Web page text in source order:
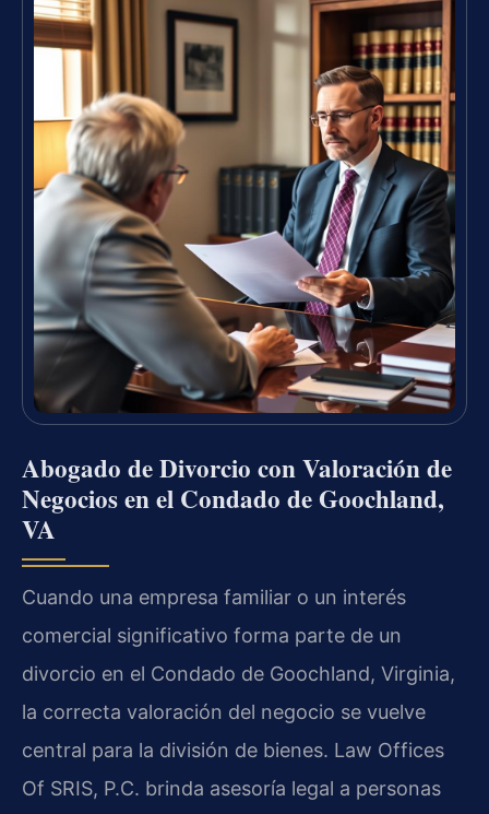
Abogado de Divorcio con Valoración de
Negocios en el Condado de Goochland,
VA
Cuando una empresa familiar o un interés
comercial significativo forma parte de un
divorcio en el Condado de Goochland, Virginia,
la correcta valoración del negocio se vuelve
central para la división de bienes. Law Offices
Of SRIS, P.C. brinda asesoría legal a personas